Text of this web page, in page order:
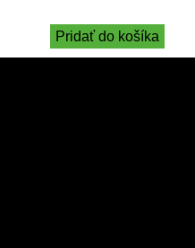
Pridať do košíka